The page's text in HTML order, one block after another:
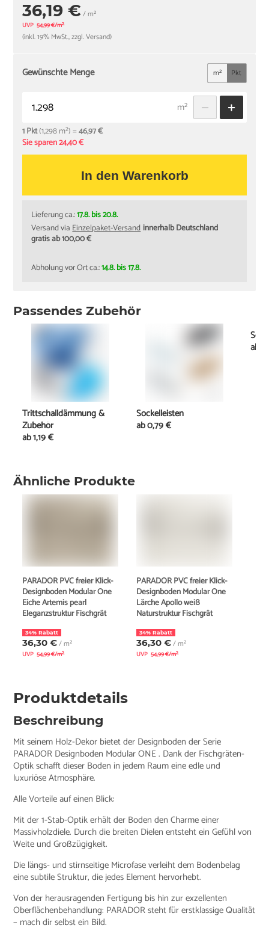
36,19 €/ m²
UVP 54,99 €/m²
(inkl. 19% MwSt., zzgl. Versand)
Gewünschte Menge m² Pkt
m²
1 Pkt(1,298 m²) =46,97 €
Sie sparen 24,40 €
In den Warenkorb
Lieferung ca.:17.8. bis 20.8.
Versand viaEinzelpaket-Versandinnerhalb Deutschland
gratis ab 100,00 €
Abholung vor Ort ca.:14.8. bis 17.8.
Ähnliche Produkte
PARADOR PVC freier Klick-
Designboden Modular One
Eiche Artemis pearl
Eleganzstruktur Fischgrät
34% Rabatt
36,30 €/ m²
UVP 54,99 €/m²
PARADOR PVC freier Klick-
Designboden Modular One
Lärche Apollo weiß
Naturstruktur Fischgrät
34% Rabatt
36,30 €/ m²
UVP 54,99 €/m²
Produktdetails
Beschreibung
Mit seinem Holz-Dekor bietet der Designboden der Serie
PARADOR Designboden Modular ONE . Dank der Fischgräten-
Optik schafft dieser Boden in jedem Raum eine edle und
luxuriöse Atmosphäre.
Alle Vorteile auf einen Blick:
Mit der 1-Stab-Optik erhält der Boden den Charme einer
Massivholzdiele. Durch die breiten Dielen entsteht ein Gefühl von
Weite und Großzügigkeit.
Die längs- und stirnseitige Microfase verleiht dem Bodenbelag
eine subtile Struktur, die jedes Element hervorhebt.
Von der herausragenden Fertigung bis hin zur exzellenten
Oberflächenbehandlung: PARADOR steht für erstklassige Qualität
– mach dir selbst ein Bild.
Passendes Zubehör
Trittschalldämmung &
Zubehör
ab1,19 €
Sockelleisten
ab0,79 €
ab